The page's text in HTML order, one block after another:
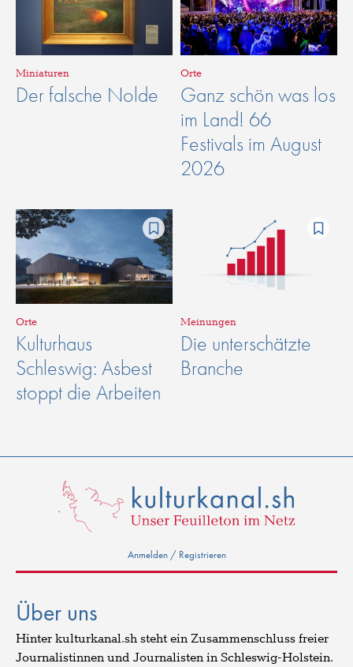
Miniaturen
Der falsche Nolde
Orte
Ganz schön was los
im Land! 66
Festivals im August
2026
Orte
Kulturhaus
Schleswig: Asbest
stoppt die Arbeiten
Meinungen
Die unterschätzte
Branche
Anmelden / Registrieren
Über uns
Hinter kulturkanal.sh steht ein Zusammenschluss freier
Journalistinnen und Journalisten in Schleswig-Holstein.